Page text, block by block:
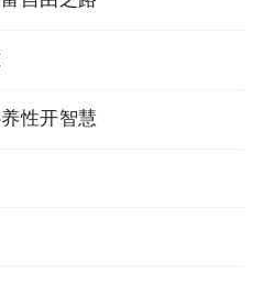
性开智慧